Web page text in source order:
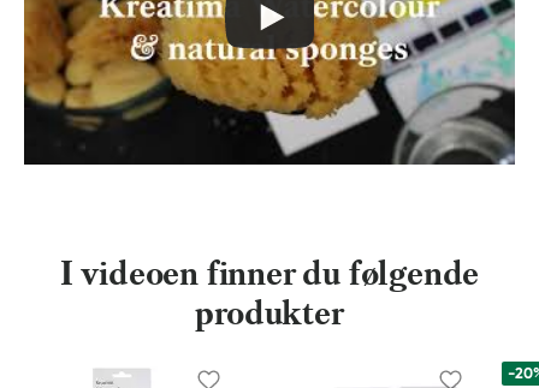
I videoen finner du følgende
produkter
-